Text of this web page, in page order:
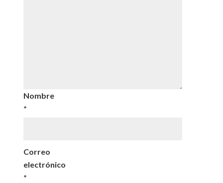
Nombre
*
Correo
electrónico
*